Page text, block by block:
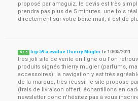
proposé par amaguiz. le devis est très
prendra pas plus de 5 minutes. une fois
directement sur votre boite mail, il est de
5 / 5 frgr59 a évalué Thierry Mugler le10/05/2011
très joli site de vente en ligne ou l'on
produits signés thierry mugler (parfums,
accessoires). la navigation y est très
de la marque, très réussi! le site propose
(frais de livraison offert, échantillons en
newsletter donc n'hésitez pas à vous